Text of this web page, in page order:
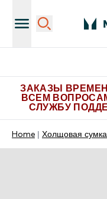
ЗАКАЗЫ
ВСЕМ
СЛУЖБУ
Home Холщовая